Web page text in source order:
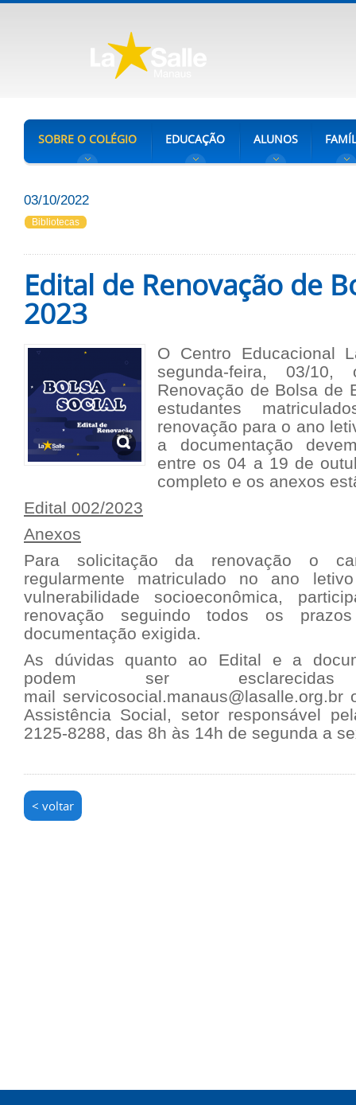
SOBRE O COLÉGIO EDUCAÇÃO ALUNOS
03/10/2022
Bibliotecas
Edital de Renovação de
2023
O Centro Educacional
segunda-feira, 03/
Renovação de Bolsa de
estudantes
renovação para o ano
a documentação
entre os 04 a 19 de
completo e os anexos
Edital 002/2023
Anexos
Para solicitação da renovação o
regularmente matriculado no ano
vulnerabilidade socioeconômica,
renovação seguindo todos os
documentação exigida.
As dúvidas quanto ao Edital e a
podem ser
mail servicosocial.manaus@lasalle.org.br
Assistência Social, setor responsável
2125-8288, das 8h às 14h de segunda a
< voltar